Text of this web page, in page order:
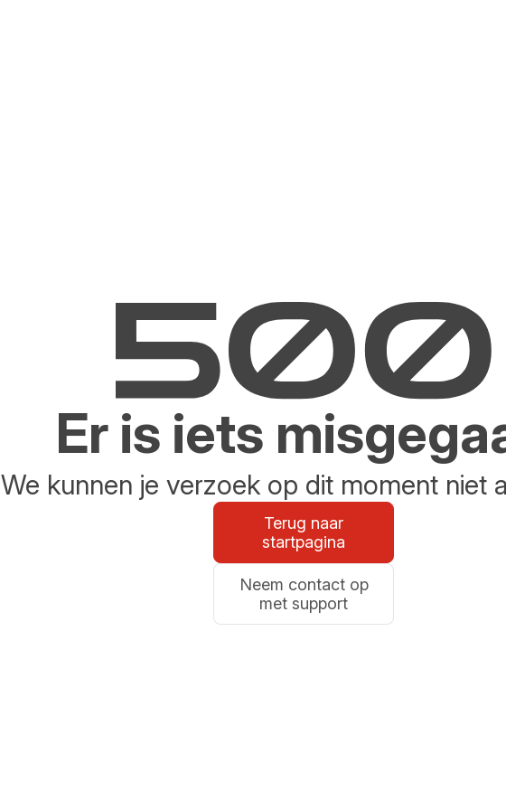
Er is iets
We kunnen je verzoek op dit moment niet
Terug naar
startpagina
Neem contact op
met support